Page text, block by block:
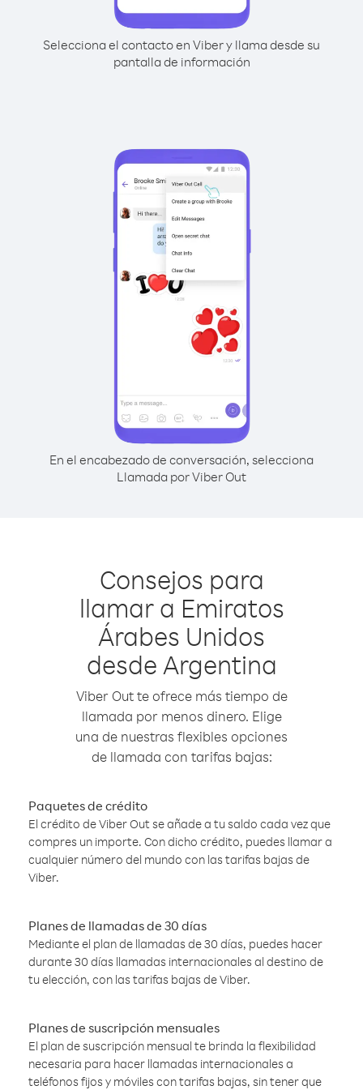
Selecciona el contacto en Viber y llama desde su
pantalla de información
En el encabezado de conversación, selecciona
Llamada por Viber Out
Consejos para
llamar a Emiratos
Árabes Unidos
desde Argentina
Viber Out te ofrece más tiempo de
llamada por menos dinero. Elige
una de nuestras flexibles opciones
de llamada con tarifas bajas:
Paquetes de crédito
El crédito de Viber Out se añade a tu saldo cada vez que
compres un importe. Con dicho crédito, puedes llamar a
cualquier número del mundo con las tarifas bajas de
Viber.
Planes de llamadas de 30 días
Mediante el plan de llamadas de 30 días, puedes hacer
durante 30 días llamadas internacionales al destino de
tu elección, con las tarifas bajas de Viber.
Planes de suscripción mensuales
El plan de suscripción mensual te brinda la flexibilidad
necesaria para hacer llamadas internacionales a
teléfonos fijos y móviles con tarifas bajas, sin tener que